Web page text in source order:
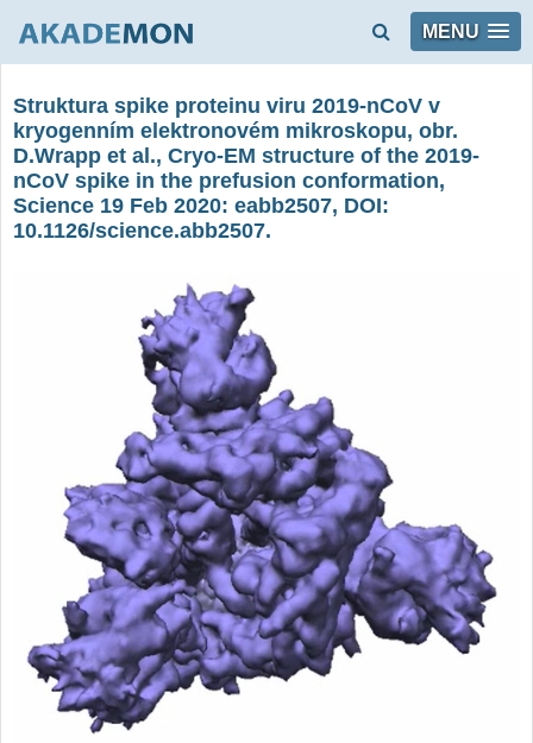
MENU
Struktura spike proteinu viru 2019-nCoV v
kryogenním elektronovém mikroskopu, obr.
D.Wrapp et al., Cryo-EM structure of the 2019-
nCoV spike in the prefusion conformation,
Science 19 Feb 2020: eabb2507, DOI:
10.1126/science.abb2507.